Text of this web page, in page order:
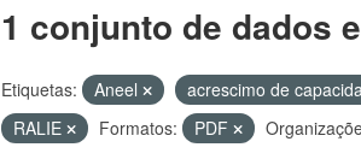
1 conjunto de dados
Etiquetas: Aneel acrescimo de
RALIE
Formatos: PDF